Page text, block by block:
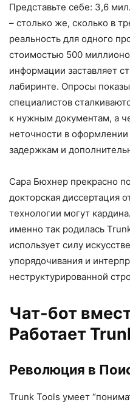
Представьте себе: 3,6
– столько же, сколько в
реальность для одного
стоимостью 500
информации заставляет
лабиринте. Опросы
специалистов
к нужным документам, а
неточности в
задержкам и
Сара Бюхнер прекрасно
докторская диссертация
технологии могут
именно так родилась
использует силу
упорядочивания и
неструктурированной
Чат-бот
Работает
Революция в
Trunk Tools умеет